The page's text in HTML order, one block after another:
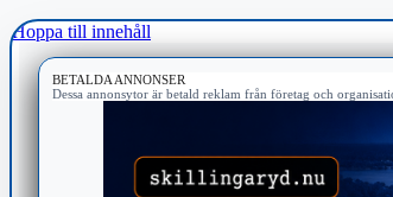
Hoppa till innehåll
BETALDA ANNONSER
Dessa annonsytor är betald reklam från företag och